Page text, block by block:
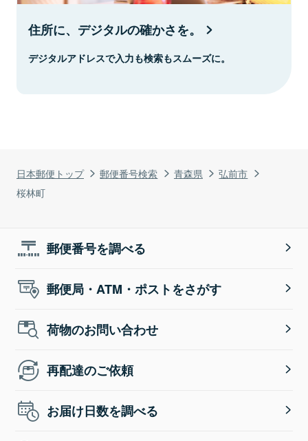
日本郵便トップ 郵便番号検索 青森県
弘前市
桜林町
住所に、デジタルの確かさを。
デジタルアドレスで入力も検索もスムーズに。
郵便番号を調べる
郵便局・ATM・ポストをさがす
荷物のお問い合わせ
再配達のご依頼
お届け日数を調べる